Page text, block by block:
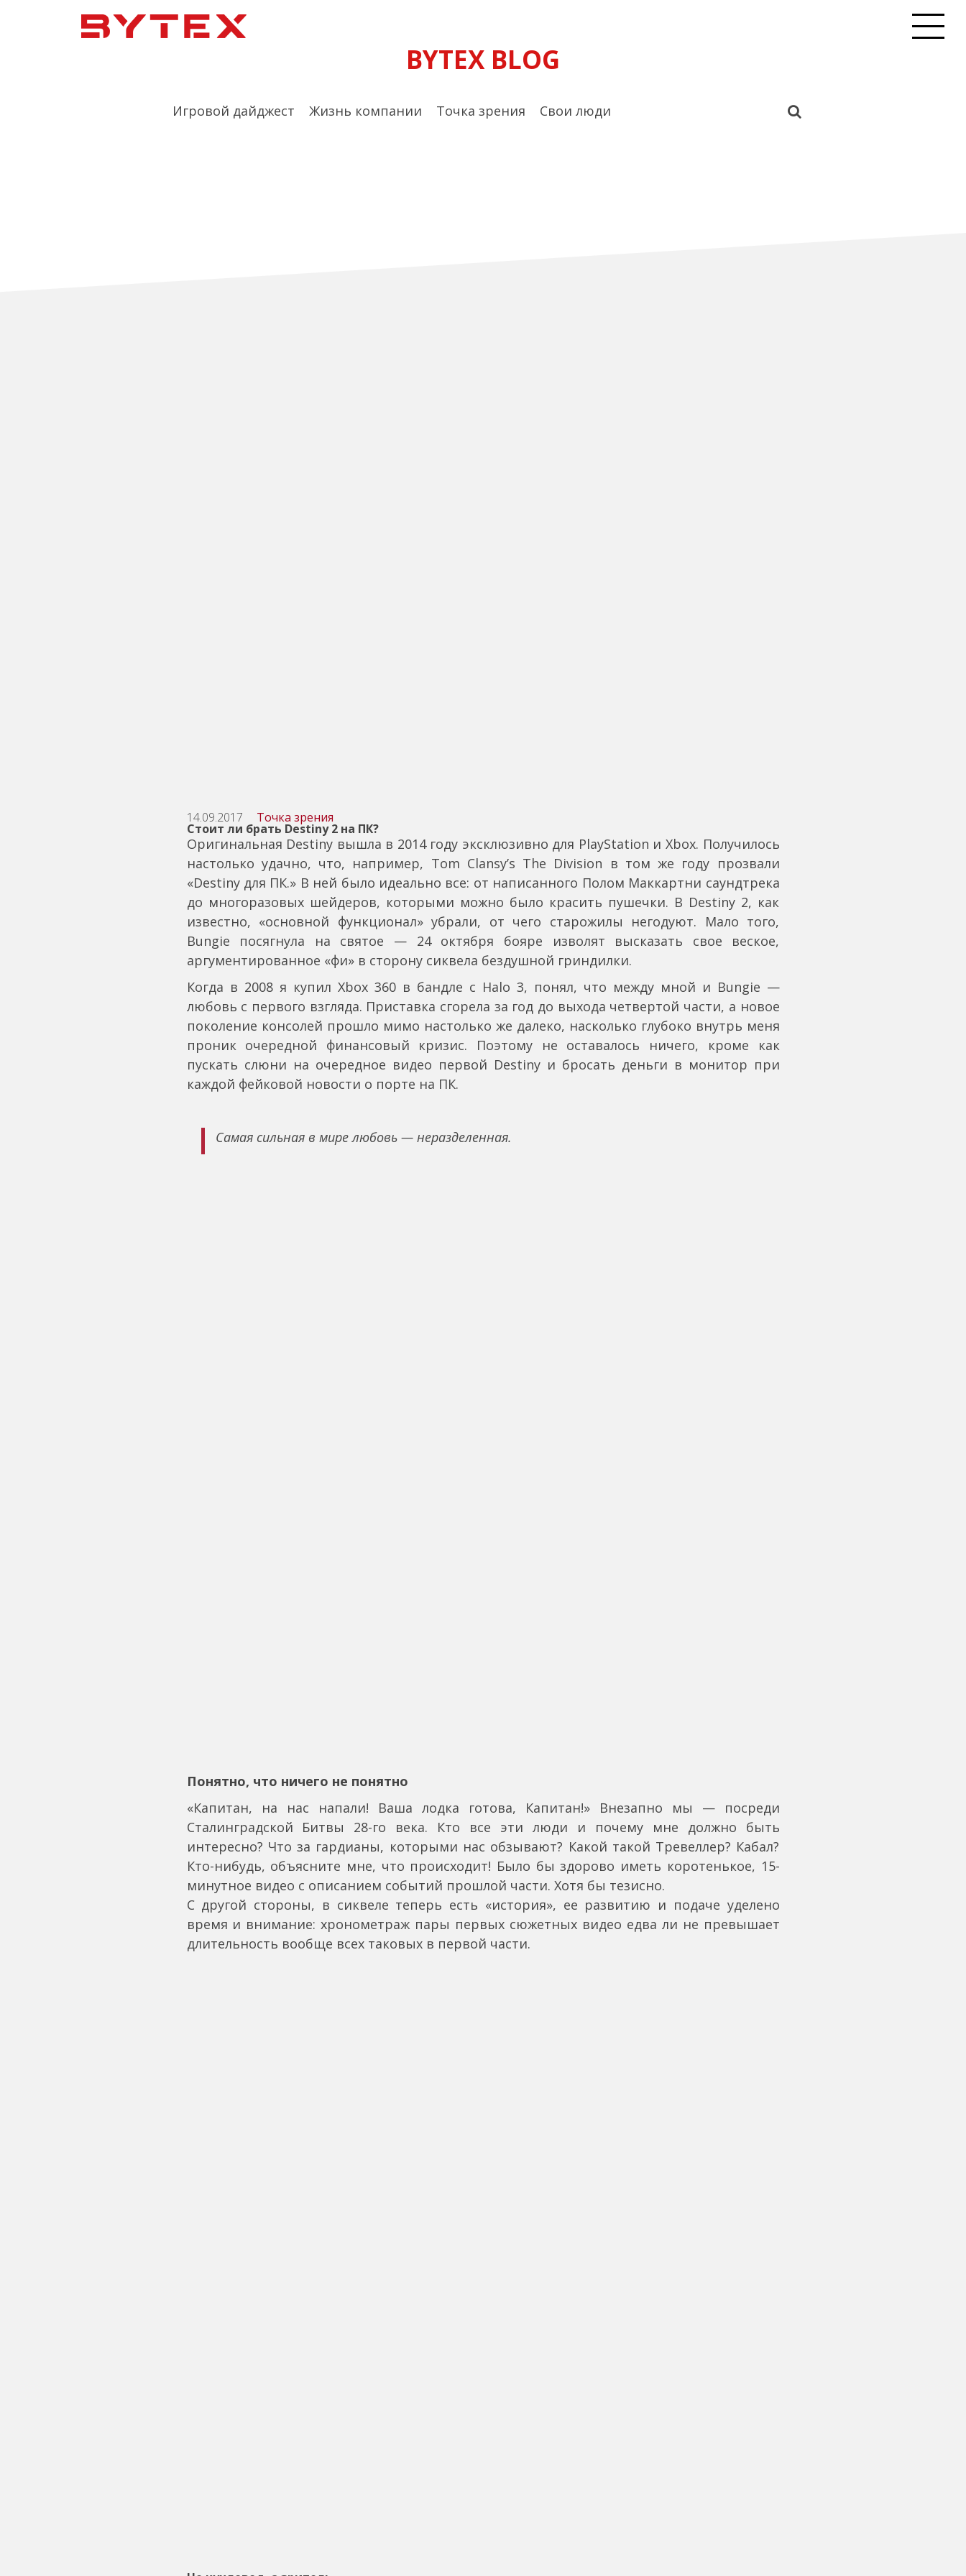
BYTEX BLOG
Игровой дайджест Жизнь компании Точка зрения Свои люди
14.09.2017 Точка зрения
Стоит ли брать Destiny 2 на ПК?
Оригинальная Destiny вышла в 2014 году эксклюзивно для PlayStation и Xbox. Получилось
настолько удачно, что, например, Tom Clansy’s The Division в том же году прозвали
«Destiny для ПК.» В ней было идеально все: от написанного Полом Маккартни саундтрека
до многоразовых шейдеров, которыми можно было красить пушечки. В Destiny 2, как
известно, «основной функционал» убрали, от чего старожилы негодуют. Мало того,
Bungie посягнула на святое — 24 октября бояре изволят высказать свое веское,
аргументированное «фи» в сторону сиквела бездушной гриндилки.
Когда в 2008 я купил Xbox 360 в бандле с Halo 3, понял, что между мной и Bungie —
любовь с первого взгляда. Приставка сгорела за год до выхода четвертой части, а новое
поколение консолей прошло мимо настолько же далеко, насколько глубоко внутрь меня
проник очередной финансовый кризис. Поэтому не оставалось ничего, кроме как
пускать слюни на очередное видео первой Destiny и бросать деньги в монитор при
каждой фейковой новости о порте на ПК.
Самая сильная в мире любовь — неразделенная.
Понятно, что ничего не понятно
«Капитан, на нас напали! Ваша лодка готова, Капитан!» Внезапно мы — посреди
Сталинградской Битвы 28-го века. Кто все эти люди и почему мне должно быть
интересно? Что за гардианы, которыми нас обзывают? Какой такой Тревеллер? Кабал?
Кто-нибудь, объясните мне, что происходит! Было бы здорово иметь коротенькое, 15-
минутное видео с описанием событий прошлой части. Хотя бы тезисно.
С другой стороны, в сиквеле теперь есть «история», ее развитию и подаче уделено
время и внимание: хронометраж пары первых сюжетных видео едва ли не превышает
длительность вообще всех таковых в первой части.